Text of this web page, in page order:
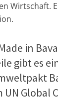
Wirtschaft.
in
gibt es
Global